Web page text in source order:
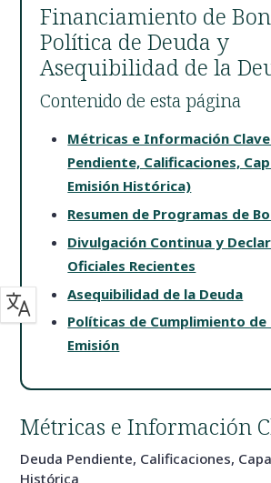
Financiamiento de
Política de Deuda y
Asequibilidad de la
Contenido de esta página
Métricas e Información
Pendiente, Calificaciones,
Emisión Histórica)
Resumen de Programas de
Divulgación Continua y
Oficiales Recientes
Asequibilidad de la Deuda
Políticas de Cumplimiento de
Emisión
Métricas e Información
Deuda Pendiente, Calificaciones,
Histórica